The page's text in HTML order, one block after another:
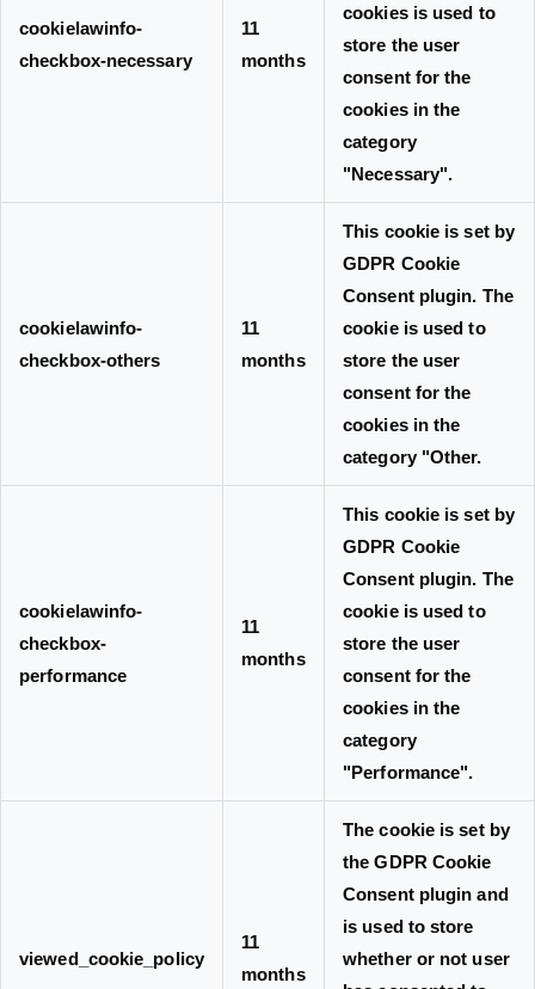
cookielawinfo-
checkbox-necessary
11
months
cookies is used to
store the user
consent for the
cookies in the
category
"Necessary".
cookielawinfo-
checkbox-others
11
months
This cookie is set by
GDPR Cookie
Consent plugin. The
cookie is used to
store the user
consent for the
cookies in the
category "Other.
cookielawinfo-
checkbox-
performance
11
months
This cookie is set by
GDPR Cookie
Consent plugin. The
cookie is used to
store the user
consent for the
cookies in the
category
"Performance".
viewed_cookie_policy
11
months
The cookie is set by
the GDPR Cookie
Consent plugin and
is used to store
whether or not user